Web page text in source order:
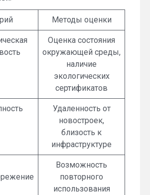
Методы оценки
Оценка состояния
окружающей среды,
наличие
экологических
сертификатов
Удаленность от
новостроек,
близость к
инфраструктуре
Возможность
повторного
использования